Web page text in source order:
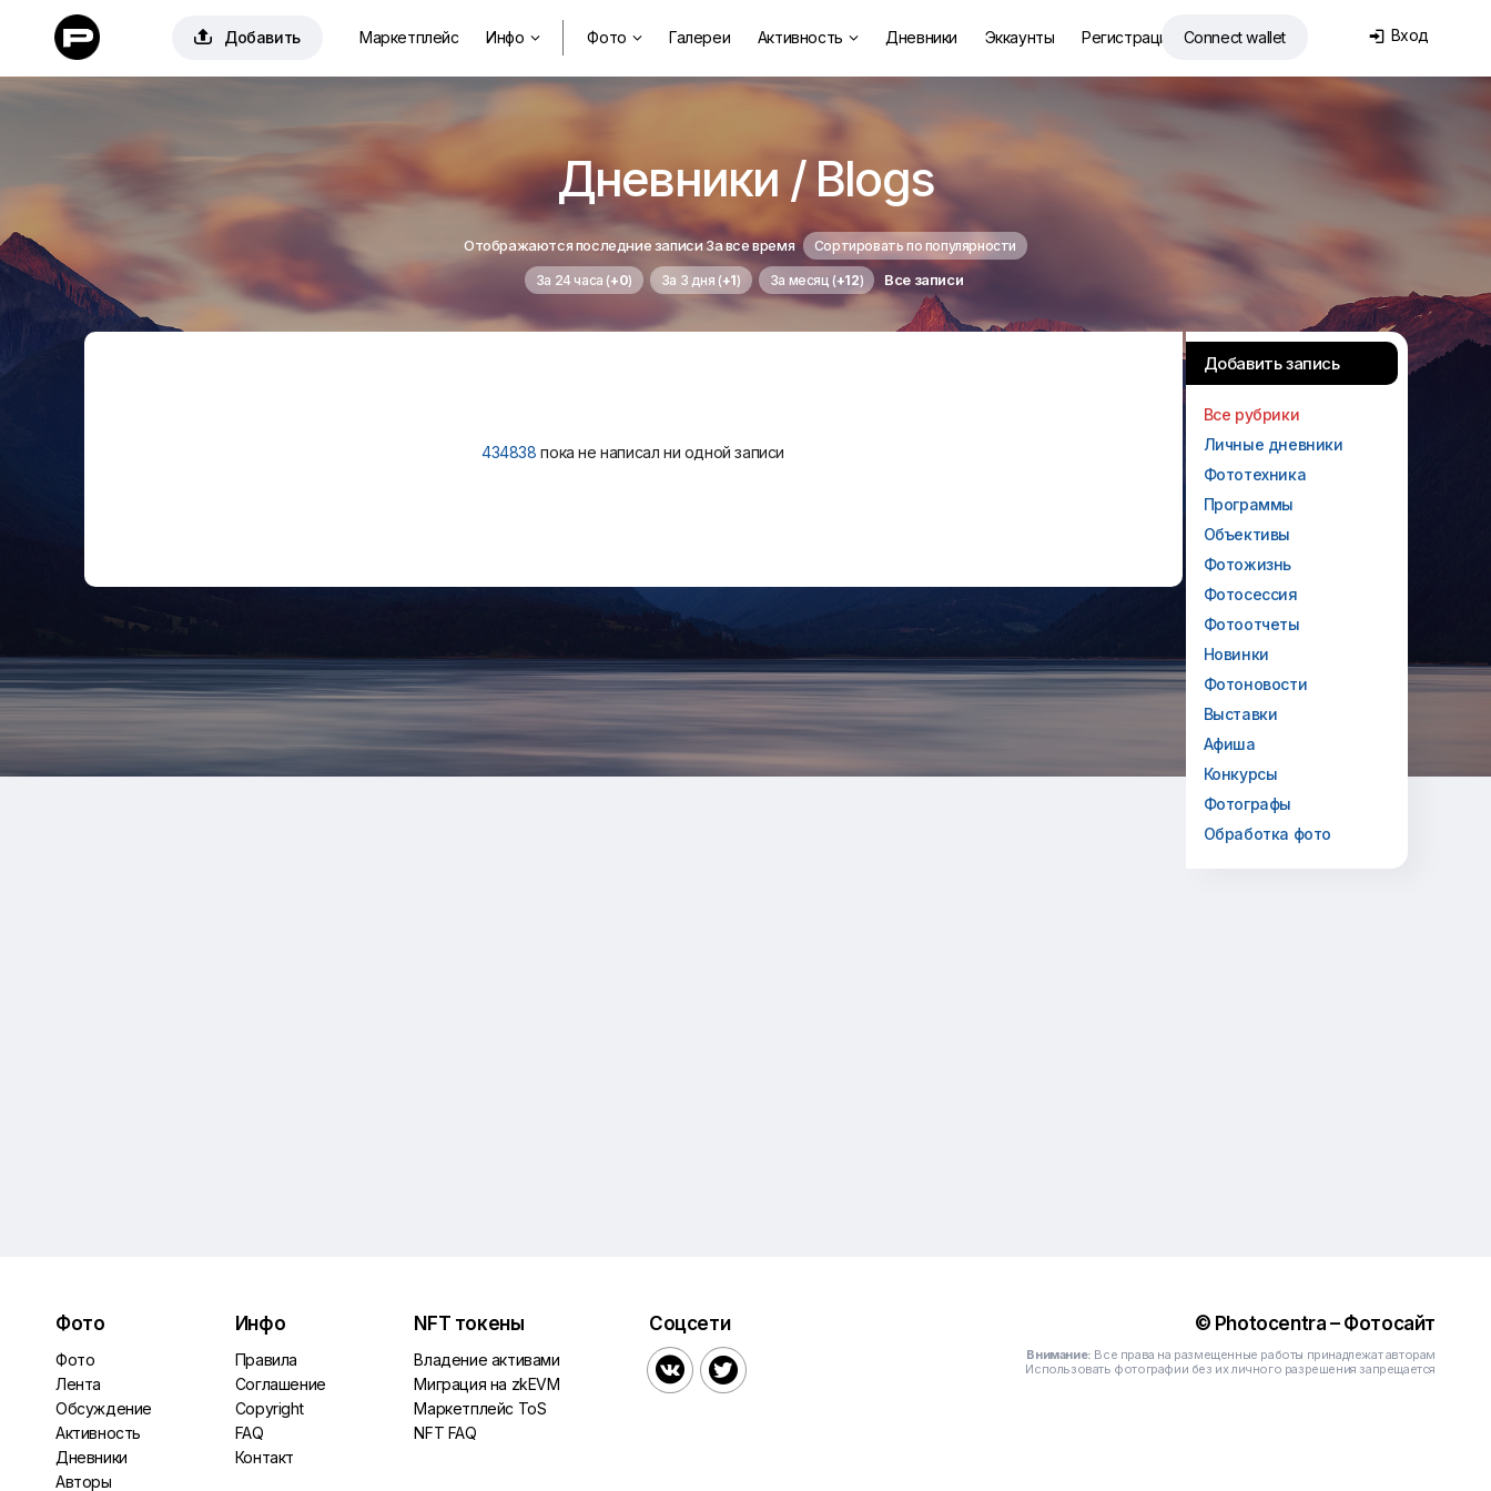
 Добавить Маркетплейс Инфо  Фото  Галереи Активность  Дневники Эккаунты Регистрация Connect wallet  Вход
Дневники / Blogs
Отображаются последние записи За все время Сортировать по популярности
За 24 часа (+0) За 3 дня (+1) За месяц (+12) Все записи
434838 пока не написал ни одной записи
Добавить запись
Все рубрики
Личные дневники
Фототехника
Программы
Объективы
Фотожизнь
Фотосессия
Фотоотчеты
Новинки
Фотоновости
Выставки
Афиша
Конкурсы
Фотографы
Обработка фото
Фото
Фото
Лента
Обсуждение
Активность
Дневники
Авторы
Инфо
Правила
Соглашение
Copyright
FAQ
Контакт
NFT токены
Владение активами
Миграция на zkEVM
Маркетплейс ToS
NFT FAQ
Соцсети
 
© Photocentra – Фотосайт
Внимание: Все права на размещенные работы принадлежат авторам
Использовать фотографии без их личного разрешения запрещается